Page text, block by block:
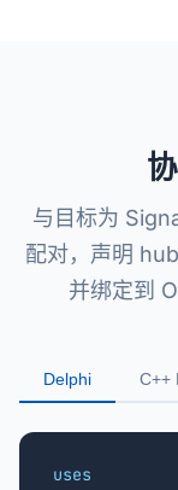
与目标为
配对，声明
并绑定到
Delphi C++
uses